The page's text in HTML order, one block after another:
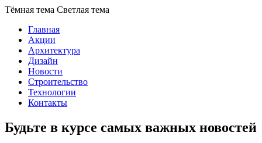
Тёмная тема Светлая тема
Главная
Акции
Архитектура
Дизайн
Новости
Строительство
Технологии
Контакты
Будьте в курсе самых важных новостей